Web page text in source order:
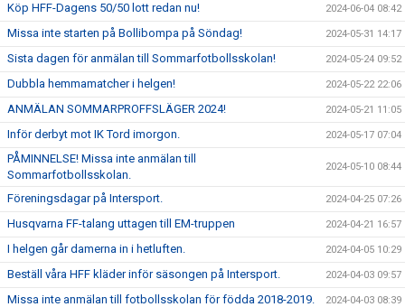
Köp HFF-Dagens 50/50 lott redan nu! 2024-06-04 08:42
Missa inte starten på Bollibompa på Söndag! 2024-05-31 14:17
Sista dagen för anmälan till Sommarfotbollsskolan! 2024-05-24 09:52
Dubbla hemmamatcher i helgen! 2024-05-22 22:06
ANMÄLAN SOMMARPROFFSLÄGER 2024! 2024-05-21 11:05
Inför derbyt mot IK Tord imorgon. 2024-05-17 07:04
PÅMINNELSE! Missa inte anmälan till
Sommarfotbollsskolan.
2024-05-10 08:44
Föreningsdagar på Intersport. 2024-04-25 07:26
Husqvarna FF-talang uttagen till EM-truppen 2024-04-21 16:57
I helgen går damerna in i hetluften. 2024-04-05 10:29
Beställ våra HFF kläder inför säsongen på Intersport. 2024-04-03 09:57
Missa inte anmälan till fotbollsskolan för födda 2018-2019. 2024-04-03 08:39